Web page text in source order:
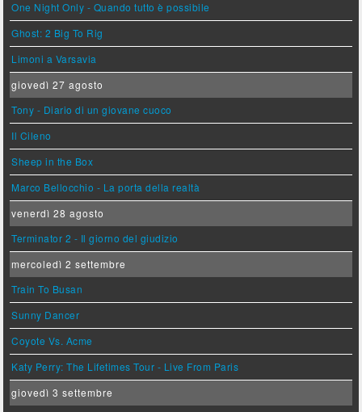
One Night Only - Quando tutto è possibile
Ghost: 2 Big To Rig
Limoni a Varsavia
giovedì 27 agosto
Tony - Diario di un giovane cuoco
Il Cileno
Sheep in the Box
Marco Bellocchio - La porta della realtà
venerdì 28 agosto
Terminator 2 - Il giorno del giudizio
mercoledì 2 settembre
Train To Busan
Sunny Dancer
Coyote Vs. Acme
Katy Perry: The Lifetimes Tour - Live From Paris
giovedì 3 settembre